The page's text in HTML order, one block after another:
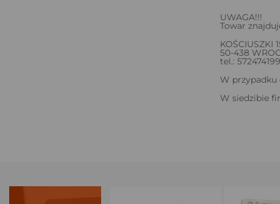
UWAGA!!!
Towar
KOŚCIUSZKI
50-438
tel.: 572474199
W przypadku
W siedzibie